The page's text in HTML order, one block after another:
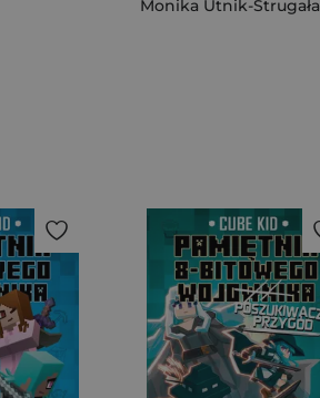
Monika Utnik-Strugała